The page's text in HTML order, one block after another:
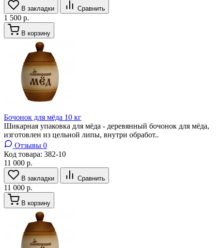
В закладки Сравнить
1 500 р.
В корзину
Бочонок для мёда 10 кг
Шикарная упаковка для мёда - деревянный бочонок для мёда,
изготовлен из цельной липы, внутри обработ..
Отзывы 0
Код товара: 382-10
11 000 р.
В закладки Сравнить
11 000 р.
В корзину